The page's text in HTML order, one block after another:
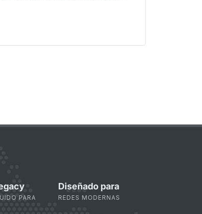
PARA
Diseñado para
REDES MODERNAS